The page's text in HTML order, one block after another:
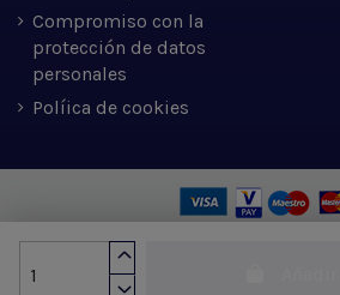
Compromiso con la
protección de datos
personales
Políica de cookies
Zulu Tactical S.L. © 2022 |